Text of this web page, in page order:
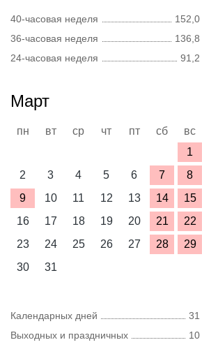
40-часовая неделя
152,0
36-часовая неделя
136,8
24-часовая неделя
91,2
Март
пн вт ср чт пт сб
вс
1
2
3 4 5 6 7
8
9
10 11 12 13 14
15
16
17 18 19 20 21
22
23
24 25 26 27 28
29
30
31
Календарных дней
31
Выходных и праздничных
10